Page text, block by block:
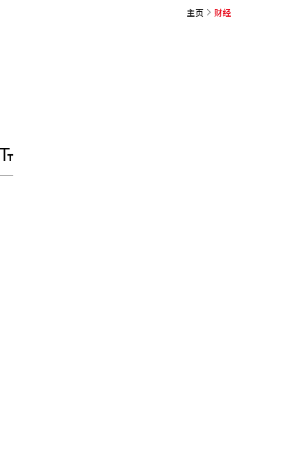
主页 财经
调
大